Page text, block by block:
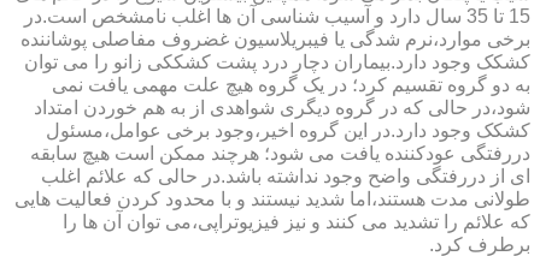
15 تا 35 سال دارد و آسیب شناسی آن ها اغلب نامشخص است.در
برخی موارد،نرم شدگی یا فیبریلاسیون غضروف مفاصلی پوشاننده
کشکک وجود دارد.بیماران دچار درد پشت کشککی زانو را می توان
به دو گروه تقسیم کرد؛ در یک گروه هیچ علت مهمی یافت نمی
شود،در حالی که در گروه دیگری شواهدی از به هم خوردن امتداد
کشکک وجود دارد.در این گروه اخیر،وجود برخی عوامل،مسئول
دررفتگی عودکننده یافت می شود؛ هرچند ممکن است هیچ سابقه
ای از دررفتگی واضح وجود نداشته باشد.در حالی که علائم اغلب
طولانی مدت هستند،اما شدید نیستند و با محدود کردن فعالیت هایی
که علائم را تشدید می کنند و نیز فیزیوتراپی،می توان آن ها را
برطرف کرد.